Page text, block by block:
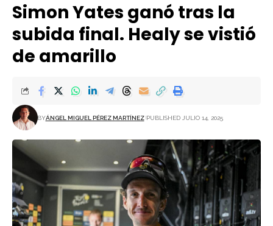
Simon Yates ganó tras la
subida final. Healy se vistió
de amarillo
BYÁNGEL MIGUEL PÉREZ MARTÍNEZ PUBLISHED JULIO 14, 2025